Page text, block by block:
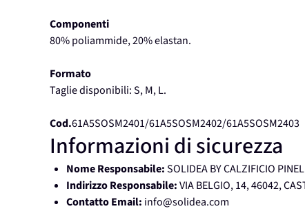
Componenti
80% poliammide, 20% elastan.
Formato
Taglie disponibili: S, M, L.
Cod.61A5SOSM2401/61A5SOSM2402/61A5SOSM2403
Informazioni di sicurezza
Nome Responsabile:SOLIDEA BY CALZIFICIO
Indirizzo Responsabile:VIA BELGIO, 14, 46042,
Contatto Email: info@solidea.com